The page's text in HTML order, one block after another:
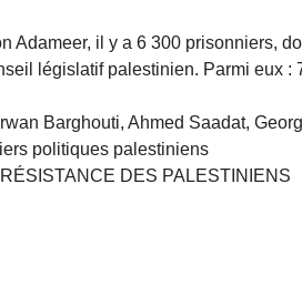
Adameer, il y a 6 300 prisonniers,
législatif palestinien. Parmi eux :
Barghouti, Ahmed Saadat,
politiques palestiniens
DES PALESTINIENS